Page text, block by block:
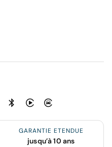
GARANTIE ETENDUE
jusqu’à 10 ans